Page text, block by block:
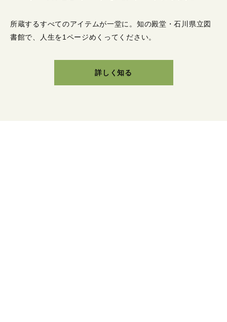
所蔵するすべてのアイテムが一堂に。 知の殿堂・石川県立図
書館で、人生を1ページめくってください。
詳しく知る